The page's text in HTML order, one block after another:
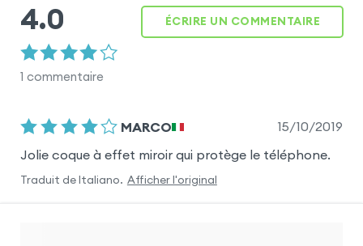
4.0
1 commentaire
ÉCRIRE UN COMMENTAIRE
MARCO
15/10/2019
Jolie coque à effet miroir qui protège le téléphone.
Traduit deItaliano. Afficher l'original